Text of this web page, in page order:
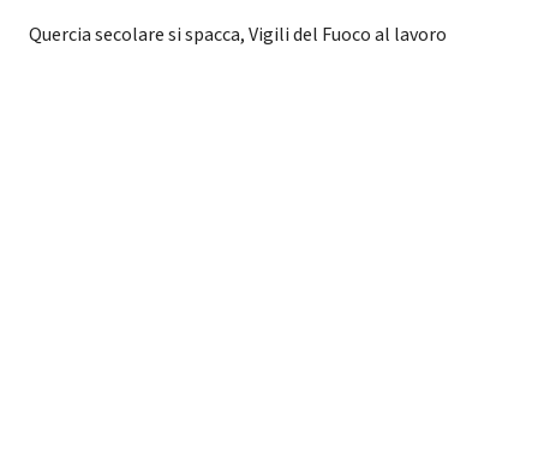
Quercia secolare si spacca, Vigili del Fuoco al lavoro